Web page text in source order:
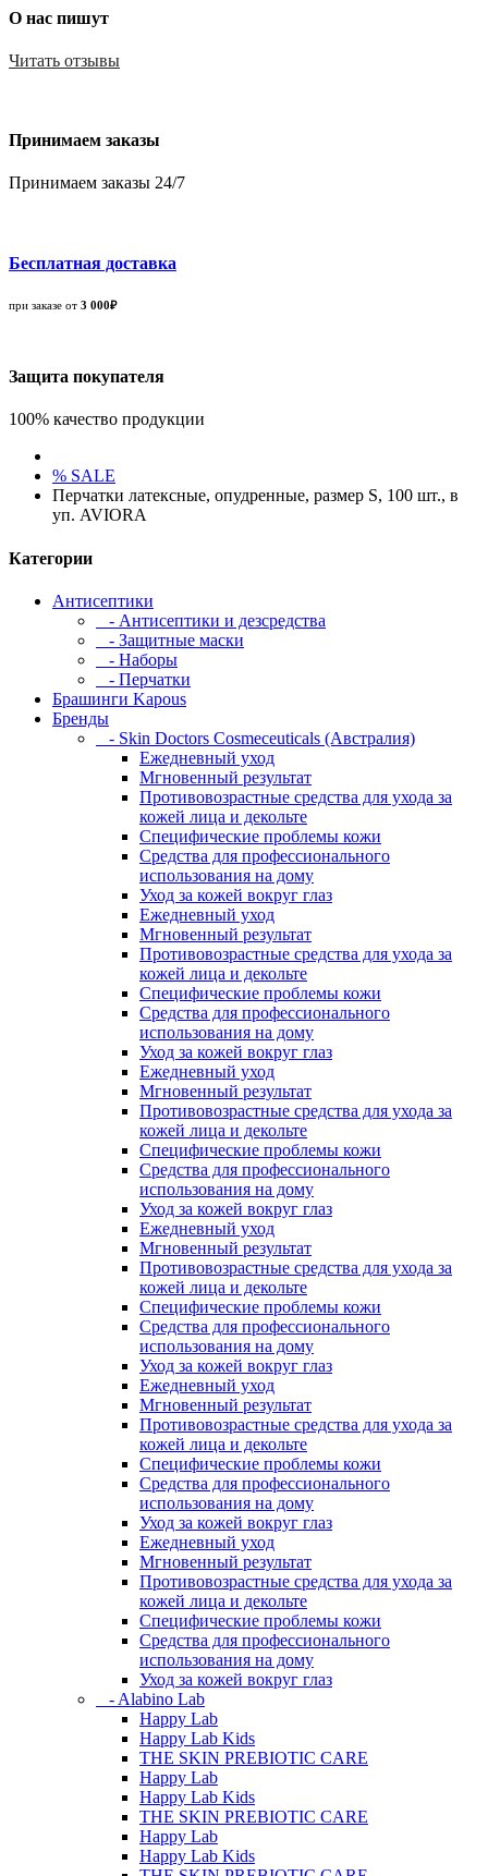
О нас пишут
Читать отзывы
Принимаем заказы
Принимаем заказы 24/7
Бесплатная доставка
при заказе от 3 000₽
Защита покупателя
100% качество продукции
% SALE
Перчатки латексные, опудренные, размер S, 100 шт., в
уп. AVIORA
Категории
Антисептики
- Антисептики и дезсредства
- Защитные маски
- Наборы
- Перчатки
Брашинги Kapous
Бренды
- Skin Doctors Cosmeceuticals (Австралия)
Ежедневный уход
Мгновенный результат
Противовозрастные средства для ухода за
кожей лица и декольте
Специфические проблемы кожи
Средства для профессионального
использования на дому
Уход за кожей вокруг глаз
Ежедневный уход
Мгновенный результат
Противовозрастные средства для ухода за
кожей лица и декольте
Специфические проблемы кожи
Средства для профессионального
использования на дому
Уход за кожей вокруг глаз
Ежедневный уход
Мгновенный результат
Противовозрастные средства для ухода за
кожей лица и декольте
Специфические проблемы кожи
Средства для профессионального
использования на дому
Уход за кожей вокруг глаз
Ежедневный уход
Мгновенный результат
Противовозрастные средства для ухода за
кожей лица и декольте
Специфические проблемы кожи
Средства для профессионального
использования на дому
Уход за кожей вокруг глаз
Ежедневный уход
Мгновенный результат
Противовозрастные средства для ухода за
кожей лица и декольте
Специфические проблемы кожи
Средства для профессионального
использования на дому
Уход за кожей вокруг глаз
Ежедневный уход
Мгновенный результат
Противовозрастные средства для ухода за
кожей лица и декольте
Специфические проблемы кожи
Средства для профессионального
использования на дому
Уход за кожей вокруг глаз
- Alabino Lab
Happy Lab
Happy Lab Kids
THE SKIN PREBIOTIC CARE
Happy Lab
Happy Lab Kids
THE SKIN PREBIOTIC CARE
Happy Lab
Happy Lab Kids